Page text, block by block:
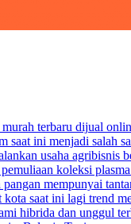
terbaru dijual
saat ini menjadi salah
usaha
koleksi
mempunyai
saat ini lagi trend
hibrida dan unggul